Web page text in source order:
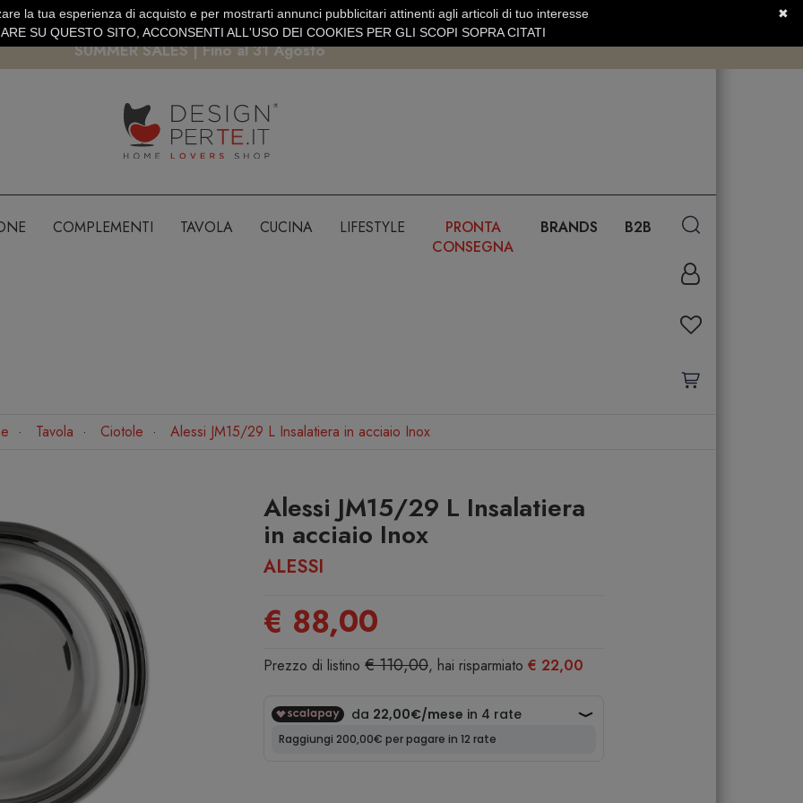
PAGAMENTO SICURO PAYPAL · CARTA DI CREDITO SERVIZIO CLIENTI +39.0773.470.562
SUMMER SALES | Fino al 31 Agosto
COMPLEMENTI TAVOLA CUCINA LIFESTYLE
PRONTA
CONSEGNA
BRANDS B2B
Tavola Ciotole Alessi JM15/29 L Insalatiera in acciaio Inox
Alessi JM15/29 L Insalatiera
in acciaio Inox
ALESSI
€ 88,00
Prezzo di listino € 110,00, hai risparmiato € 22,00
✖
la tua esperienza di acquisto e per mostrarti annunci pubblicitari attinenti agli articoli di tuo interesse
SU QUESTO SITO, ACCONSENTI ALL'USO DEI COOKIES PER GLI SCOPI SOPRA CITATI